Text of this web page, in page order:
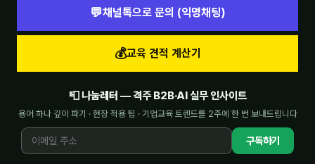
💬채널톡으로 문의 (익명채팅)
💰교육 견적 계산기
📮 나눔레터 — 격주 B2B·AI 실무 인사이트
용어 하나 깊이 파기 · 현장 적용 팁 · 기업교육 트렌드를 2주에 한 번 보내드립니다
구독하기